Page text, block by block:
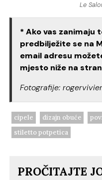
Le
* Ako vas zanimaju
predbilježite se na
email adresu
mjesto niže na
Fotografije:
cipele dizajn obuće
stiletto potpetica
PROČITAJTE